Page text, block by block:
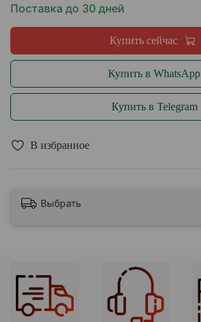
В избранное
Поставка до 30 дней
Купить сейчас
Купить в WhatsApp
Купить в Telegram
Выбрать